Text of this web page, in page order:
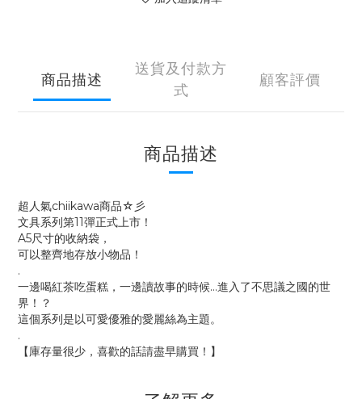
商品描述
送貨及付款方
式
顧客評價
商品描述
超人氣chiikawa商品☆彡
文具系列第11彈正式上市！
A5尺寸的收納袋，
可以整齊地存放小物品！
.
一邊喝紅茶吃蛋糕，一邊讀故事的時候…進入了不思議之國的世
界！？
這個系列是以可愛優雅的愛麗絲為主題。
.
【庫存量很少，喜歡的話請盡早購買！】